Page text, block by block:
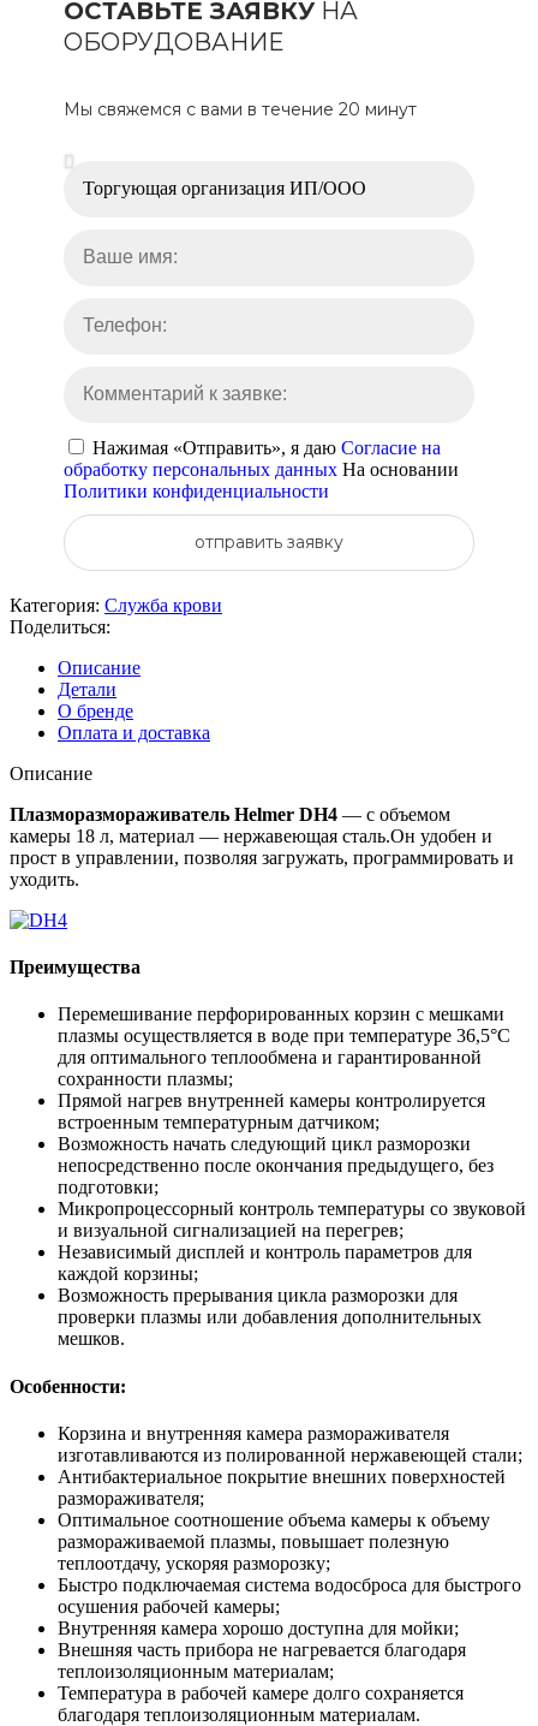
ОСТАВЬТЕ ЗАЯВКУНА
ОБОРУДОВАНИЕ
Мы свяжемся с вами в течение 20 минут
Нажимая «Отправить», я даю Согласие на
обработку персональных данных На основании
Политики конфиденциальности
отправить заявку
Категория: Служба крови
Поделиться:
Описание
Детали
О бренде
Оплата и доставка
Описание
Плазморазмораживатель Helmer DH4 — с объемом
камеры 18 л, материал — нержавеющая сталь.Он удобен и
прост в управлении, позволяя загружать, программировать и
уходить.
Преимущества
Перемешивание перфорированных корзин с мешками
плазмы осуществляется в воде при температуре 36,5°С
для оптимального теплообмена и гарантированной
сохранности плазмы;
Прямой нагрев внутренней камеры контролируется
встроенным температурным датчиком;
Возможность начать следующий цикл разморозки
непосредственно после окончания предыдущего, без
подготовки;
Микропроцессорный контроль температуры со звуковой
и визуальной сигнализацией на перегрев;
Независимый дисплей и контроль параметров для
каждой корзины;
Возможность прерывания цикла разморозки для
проверки плазмы или добавления дополнительных
мешков.
Особенности:
Корзина и внутренняя камера размораживателя
изготавливаются из полированной нержавеющей стали;
Антибактериальное покрытие внешних поверхностей
размораживателя;
Оптимальное соотношение объема камеры к объему
размораживаемой плазмы, повышает полезную
теплоотдачу, ускоряя разморозку;
Быстро подключаемая система водосброса для быстрого
осушения рабочей камеры;
Внутренняя камера хорошо доступна для мойки;
Внешняя часть прибора не нагревается благодаря
теплоизоляционным материалам;
Температура в рабочей камере долго сохраняется
благодаря теплоизоляционным материалам.